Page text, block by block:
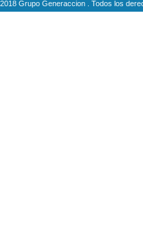
2018 Grupo Generaccion . Todos los